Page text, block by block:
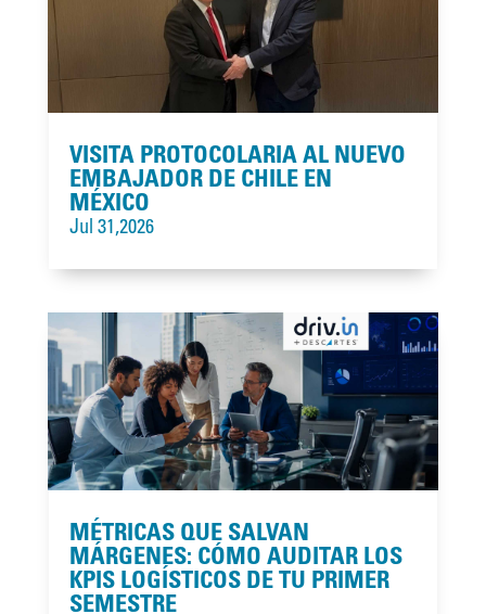
VISITA PROTOCOLARIA AL NUEVO
EMBAJADOR DE CHILE EN
MÉXICO
Jul 31,2026
MÉTRICAS QUE SALVAN
MÁRGENES: CÓMO AUDITAR LOS
KPIS LOGÍSTICOS DE TU PRIMER
SEMESTRE